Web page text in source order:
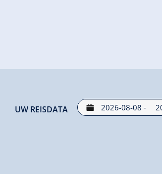
UW REISDATA -